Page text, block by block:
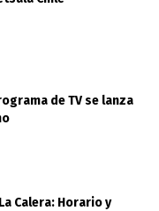
de TV se lanza
Calera: Horario y